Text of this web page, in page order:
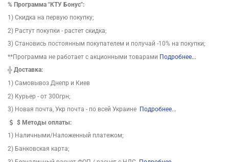
% Программа "КТУ Бонус":
1) Скидка на первую покупку;
2) Растут покупки - растет скидка;
3) Становись постоянным покупателем и получай -10% на покупки;
**Программа не работает с акционными товарами Подробнее...
╬ Доставка:
1) Самовывоз Днепр и Киев
2) Курьер - от 300грн;
3) Новая почта, Укр почта - по всей Украине Подробнее...
$Методы оплаты:
1) Наличными/Наложенный платежом;
2) Банковская карта;